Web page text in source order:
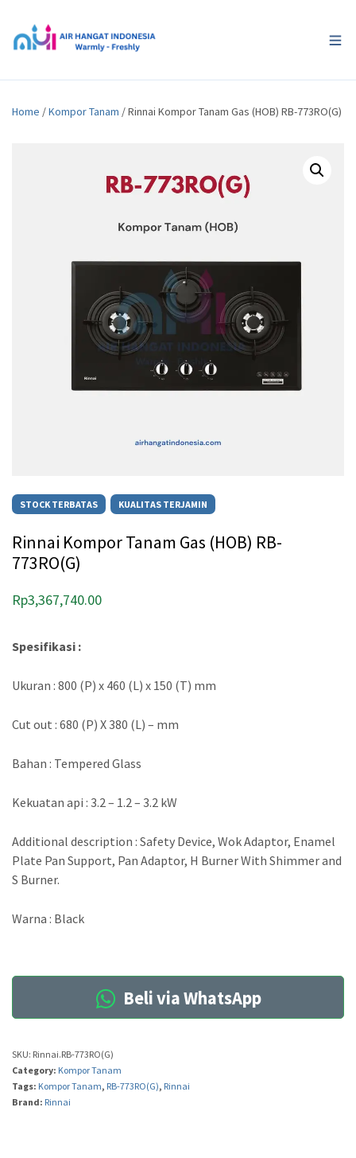
Home /Kompor Tanam / Rinnai Kompor Tanam Gas (HOB) RB-773RO(G)
STOCK TERBATAS KUALITAS TERJAMIN
Rinnai Kompor Tanam Gas (HOB) RB-
773RO(G)
Rp3,367,740.00
Spesifikasi :
Ukuran : 800 (P) x 460 (L) x 150 (T) mm
Cut out : 680 (P) X 380 (L) – mm
Bahan : Tempered Glass
Kekuatan api : 3.2 – 1.2 – 3.2 kW
Additional description : Safety Device, Wok Adaptor, Enamel
Plate Pan Support, Pan Adaptor, H Burner With Shimmer and
S Burner.
Warna : Black
Beli via WhatsApp
SKU: Rinnai.RB-773RO(G)
Category: Kompor Tanam
Tags: Kompor Tanam, RB-773RO(G), Rinnai
Brand: Rinnai